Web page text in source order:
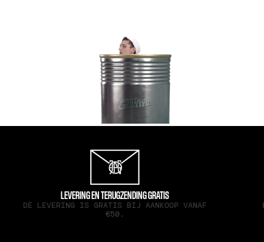
LEVERING EN TERUGZENDING GRATIS
DE LEVERING IS GRATIS BIJ AANKOOP VANAF
€50.